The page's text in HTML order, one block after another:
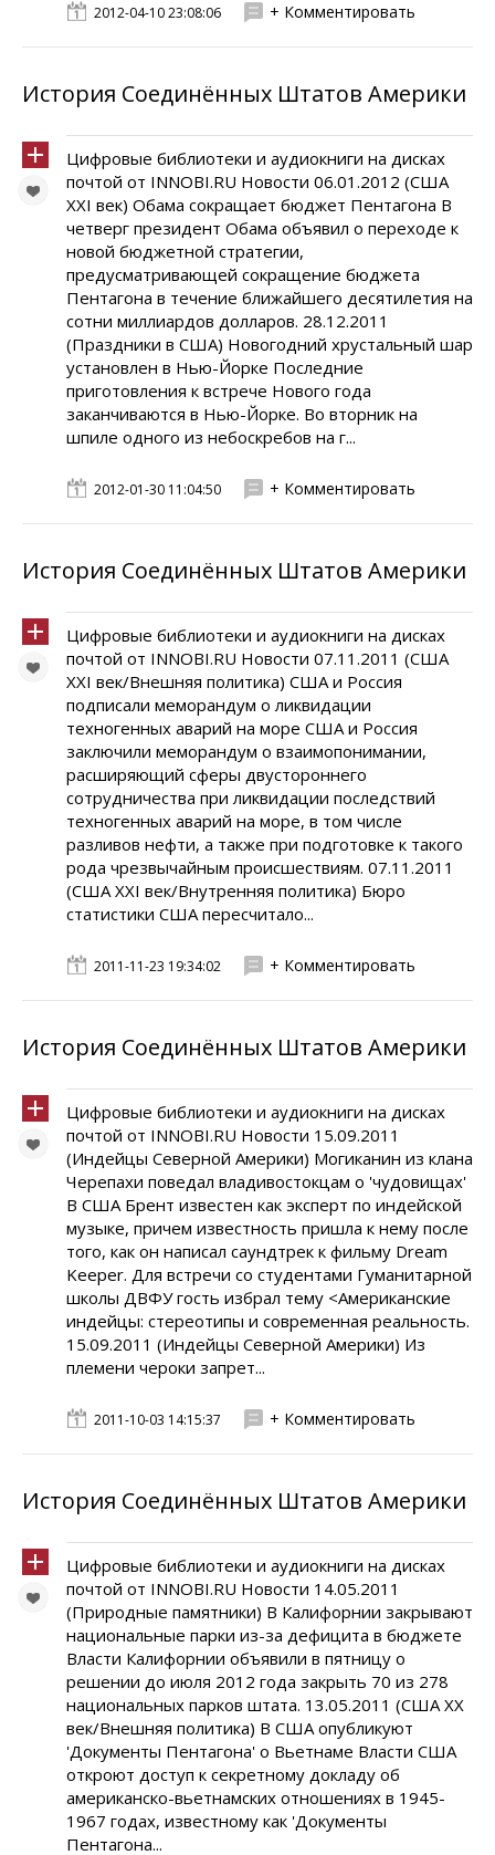
2012-04-10 23:08:06 + Комментировать
История Соединённых Штатов Америки
Цифровые библиотеки и аудиокниги на дисках
почтой от INNOBI.RU Новости 06.01.2012 (США
XXI век) Обама сокращает бюджет Пентагона В
четверг президент Обама объявил о переходе к
новой бюджетной стратегии,
предусматривающей сокращение бюджета
Пентагона в течение ближайшего десятилетия на
сотни миллиардов долларов. 28.12.2011
(Праздники в США) Новогодний хрустальный шар
установлен в Нью-Йорке Последние
приготовления к встрече Нового года
заканчиваются в Нью-Йорке. Во вторник на
шпиле одного из небоскребов на г...
2012-01-30 11:04:50 + Комментировать
История Соединённых Штатов Америки
Цифровые библиотеки и аудиокниги на дисках
почтой от INNOBI.RU Новости 07.11.2011 (США
XXI век/Внешняя политика) США и Россия
подписали меморандум о ликвидации
техногенных аварий на море США и Россия
заключили меморандум о взаимопонимании,
расширяющий сферы двустороннего
сотрудничества при ликвидации последствий
техногенных аварий на море, в том числе
разливов нефти, а также при подготовке к такого
рода чрезвычайным происшествиям. 07.11.2011
(США XXI век/Внутренняя политика) Бюро
статистики США пересчитало...
2011-11-23 19:34:02 + Комментировать
История Соединённых Штатов Америки
Цифровые библиотеки и аудиокниги на дисках
почтой от INNOBI.RU Новости 15.09.2011
(Индейцы Северной Америки) Могиканин из клана
Черепахи поведал владивостокцам о 'чудовищах'
В США Брент известен как эксперт по индейской
музыке, причем известность пришла к нему после
того, как он написал саундтрек к фильму Dream
Keeper. Для встречи со студентами Гуманитарной
школы ДВФУ гость избрал тему <Американские
индейцы: стереотипы и современная реальность.
15.09.2011 (Индейцы Северной Америки) Из
племени чероки запрет...
2011-10-03 14:15:37 + Комментировать
История Соединённых Штатов Америки
Цифровые библиотеки и аудиокниги на дисках
почтой от INNOBI.RU Новости 14.05.2011
(Природные памятники) В Калифорнии закрывают
национальные парки из-за дефицита в бюджете
Власти Калифорнии объявили в пятницу о
решении до июля 2012 года закрыть 70 из 278
национальных парков штата. 13.05.2011 (США XX
век/Внешняя политика) В США опубликуют
'Документы Пентагона' о Вьетнаме Власти США
откроют доступ к секретному докладу об
американско-вьетнамских отношениях в 1945-
1967 годах, известному как 'Документы
Пентагона...